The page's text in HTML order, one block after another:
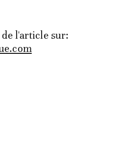
l'article sur: